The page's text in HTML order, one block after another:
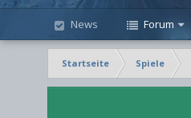
News Forum
Startseite Spiele